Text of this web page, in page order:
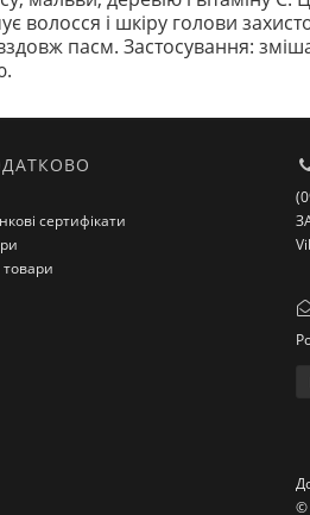
і шкіру голови
пасм. Застосування:
сертифікати
товари
©